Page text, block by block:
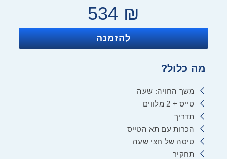
₪
להזמנה
מה כלול?
משך החויה: שעה
טייס + 2 מלווים
תדריך
הכרות עם תא הטייס
טיסה של חצי שעה
תחקיר